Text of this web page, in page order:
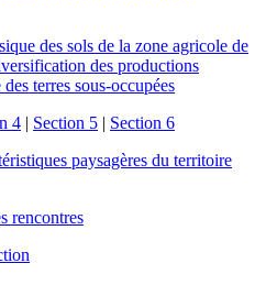
des sols de la zone agricole de
des productions
terres sous-occupées
4 | Section 5 | Section 6
paysagères du territoire
rencontres